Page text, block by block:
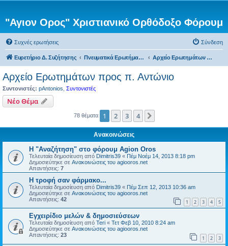
"Αγιον Ορος" Χριστιανικό Ορθόδοξο Φόρουμ
Συχνές ερωτήσεις Σύνδεση
Ευρετήριο Δ. Συζήτησης Πνευματικά Ερωτήματα προς τον π. Αντώνιο Αρχείο Ερωτημάτων προς π. Αντώνιο
Αρχείο Ερωτημάτων προς π. Αντώνιο
Συντονιστές: pAntonios Συντονιστές
Νέο Θέμα
78 θέματα 1 2 3 4
Ανακοινώσεις
Η "Αναζήτηση" στο φόρουμ Agion Oros
Τελευταία δημοσίευση από Dimitris39 « Πέμ Νοέμ 14, 2013 8:18 pm
Δημοσιεύτηκε σε Ανακοινώσεις του agiooros.net
Απαντήσεις: 7
H τροφή σαν φάρμακο...
Τελευταία δημοσίευση από Dimitris39 « Πέμ Σεπ 12, 2013 10:36 am
Δημοσιεύτηκε σε Ανακοινώσεις του agiooros.net
Απαντήσεις: 42 1 2 3 4 5
Εγχειρίδιο μελών & δημοσιεύσεων
Τελευταία δημοσίευση από Teri « Τετ Φεβ 10, 2010 8:24 am
Δημοσιεύτηκε σε Ανακοινώσεις του agiooros.net
Απαντήσεις: 23 1 2 3